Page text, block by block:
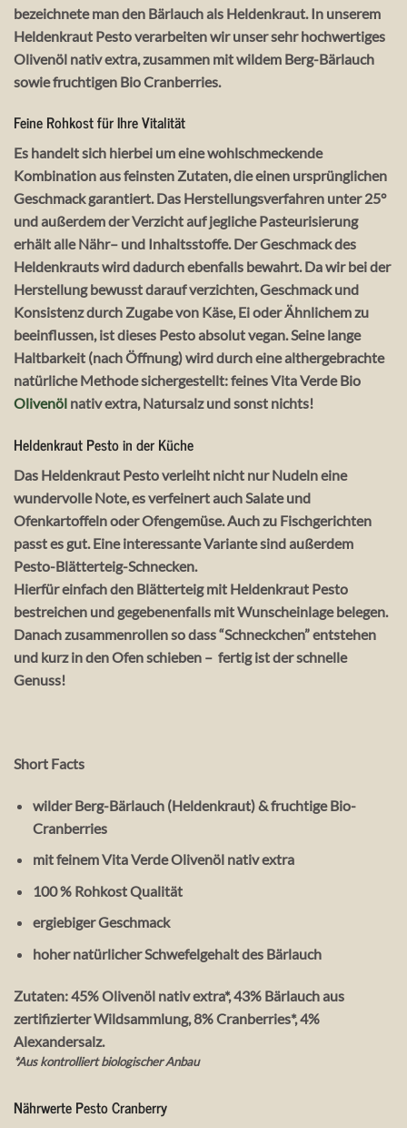
bezeichnete man den Bärlauch als Heldenkraut. In unserem
Heldenkraut Pesto verarbeiten wir unser sehr hochwertiges
Olivenöl nativ extra, zusammen mit wildem Berg-Bärlauch
sowie fruchtigen Bio Cranberries.
Feine Rohkost für Ihre Vitalität
Es handelt sich hierbei um eine wohlschmeckende
Kombination aus feinsten Zutaten, die einen ursprünglichen
Geschmack garantiert. Das Herstellungsverfahren unter 25°
und außerdem der Verzicht auf jegliche Pasteurisierung
erhält alle Nähr– und Inhaltsstoffe. Der Geschmack des
Heldenkrauts wird dadurch ebenfalls bewahrt. Da wir bei der
Herstellung bewusst darauf verzichten, Geschmack und
Konsistenz durch Zugabe von Käse, Ei oder Ähnlichem zu
beeinflussen, ist dieses Pesto absolut vegan. Seine lange
Haltbarkeit (nach Öffnung) wird durch eine althergebrachte
natürliche Methode sichergestellt: feines Vita Verde Bio
Olivenöl nativ extra, Natursalz und sonst nichts!
Heldenkraut Pesto in der Küche
Das Heldenkraut Pesto verleiht nicht nur Nudeln eine
wundervolle Note, es verfeinert auch Salate und
Ofenkartoffeln oder Ofengemüse. Auch zu Fischgerichten
passt es gut. Eine interessante Variante sind außerdem
Pesto-Blätterteig-Schnecken.
Hierfür einfach den Blätterteig mit Heldenkraut Pesto
bestreichen und gegebenenfalls mit Wunscheinlage belegen.
Danach zusammenrollen so dass “Schneckchen” entstehen
und kurz in den Ofen schieben – fertig ist der schnelle
Genuss!
Short Facts
wilder Berg-Bärlauch (Heldenkraut) & fruchtige Bio-
Cranberries
mit feinem Vita Verde Olivenöl nativ extra
100 % Rohkost Qualität
ergiebiger Geschmack
hoher natürlicher Schwefelgehalt des Bärlauch
Zutaten: 45% Olivenöl nativ extra*, 43% Bärlauch aus
zertifizierter Wildsammlung, 8% Cranberries*, 4%
Alexandersalz.
*Aus kontrolliert biologischer Anbau
Nährwerte Pesto Cranberry